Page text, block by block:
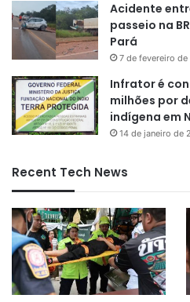
Acidente
passeio na
Pará
7 de fevereiro
Infrator é
milhões por
indígena em
14 de janeiro de
Recent Tech News